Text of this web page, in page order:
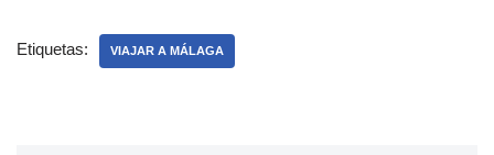
Etiquetas: VIAJAR A MÁLAGA